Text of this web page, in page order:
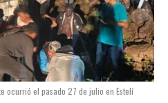
ocurrió el pasado 27 de julio en Estelí